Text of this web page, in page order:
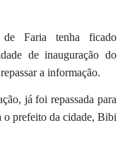
Faria tenha ficado
de inauguração do
a informação.
já foi repassada para
o prefeito da cidade, Bibi